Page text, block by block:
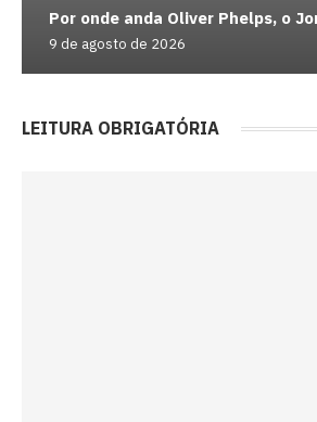
Por onde anda Oliver Phelps, o
9 de agosto de 2026
LEITURA OBRIGATÓRIA